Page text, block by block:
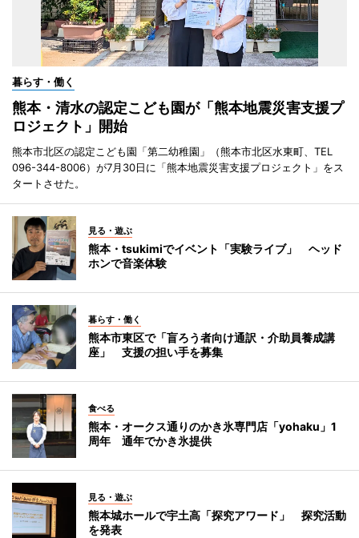
暮らす・働く
熊本・清水の認定こども園が「熊本地震災害支援プ
ロジェクト」開始
熊本市北区の認定こども園「第二幼稚園」（熊本市北区水東町、TEL
096-344-8006）が7月30日に「熊本地震災害支援プロジェクト」をス
タートさせた。
見る・遊ぶ
熊本・tsukimiでイベント「実験ライブ」 ヘッド
ホンで音楽体験
暮らす・働く
熊本市東区で「盲ろう者向け通訳・介助員養成講
座」 支援の担い手を募集
食べる
熊本・オークス通りのかき氷専門店「yohaku」1
周年 通年でかき氷提供
見る・遊ぶ
熊本城ホールで宇土高「探究アワード」 探究活動
を発表